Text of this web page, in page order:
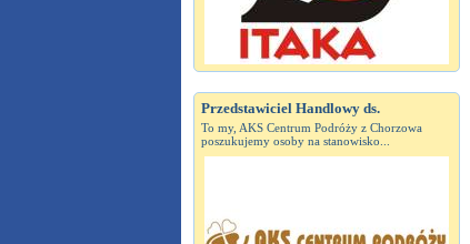
Przedstawiciel Handlowy ds.
To my, AKS Centrum Podróży z Chorzowa
poszukujemy osoby na stanowisko...